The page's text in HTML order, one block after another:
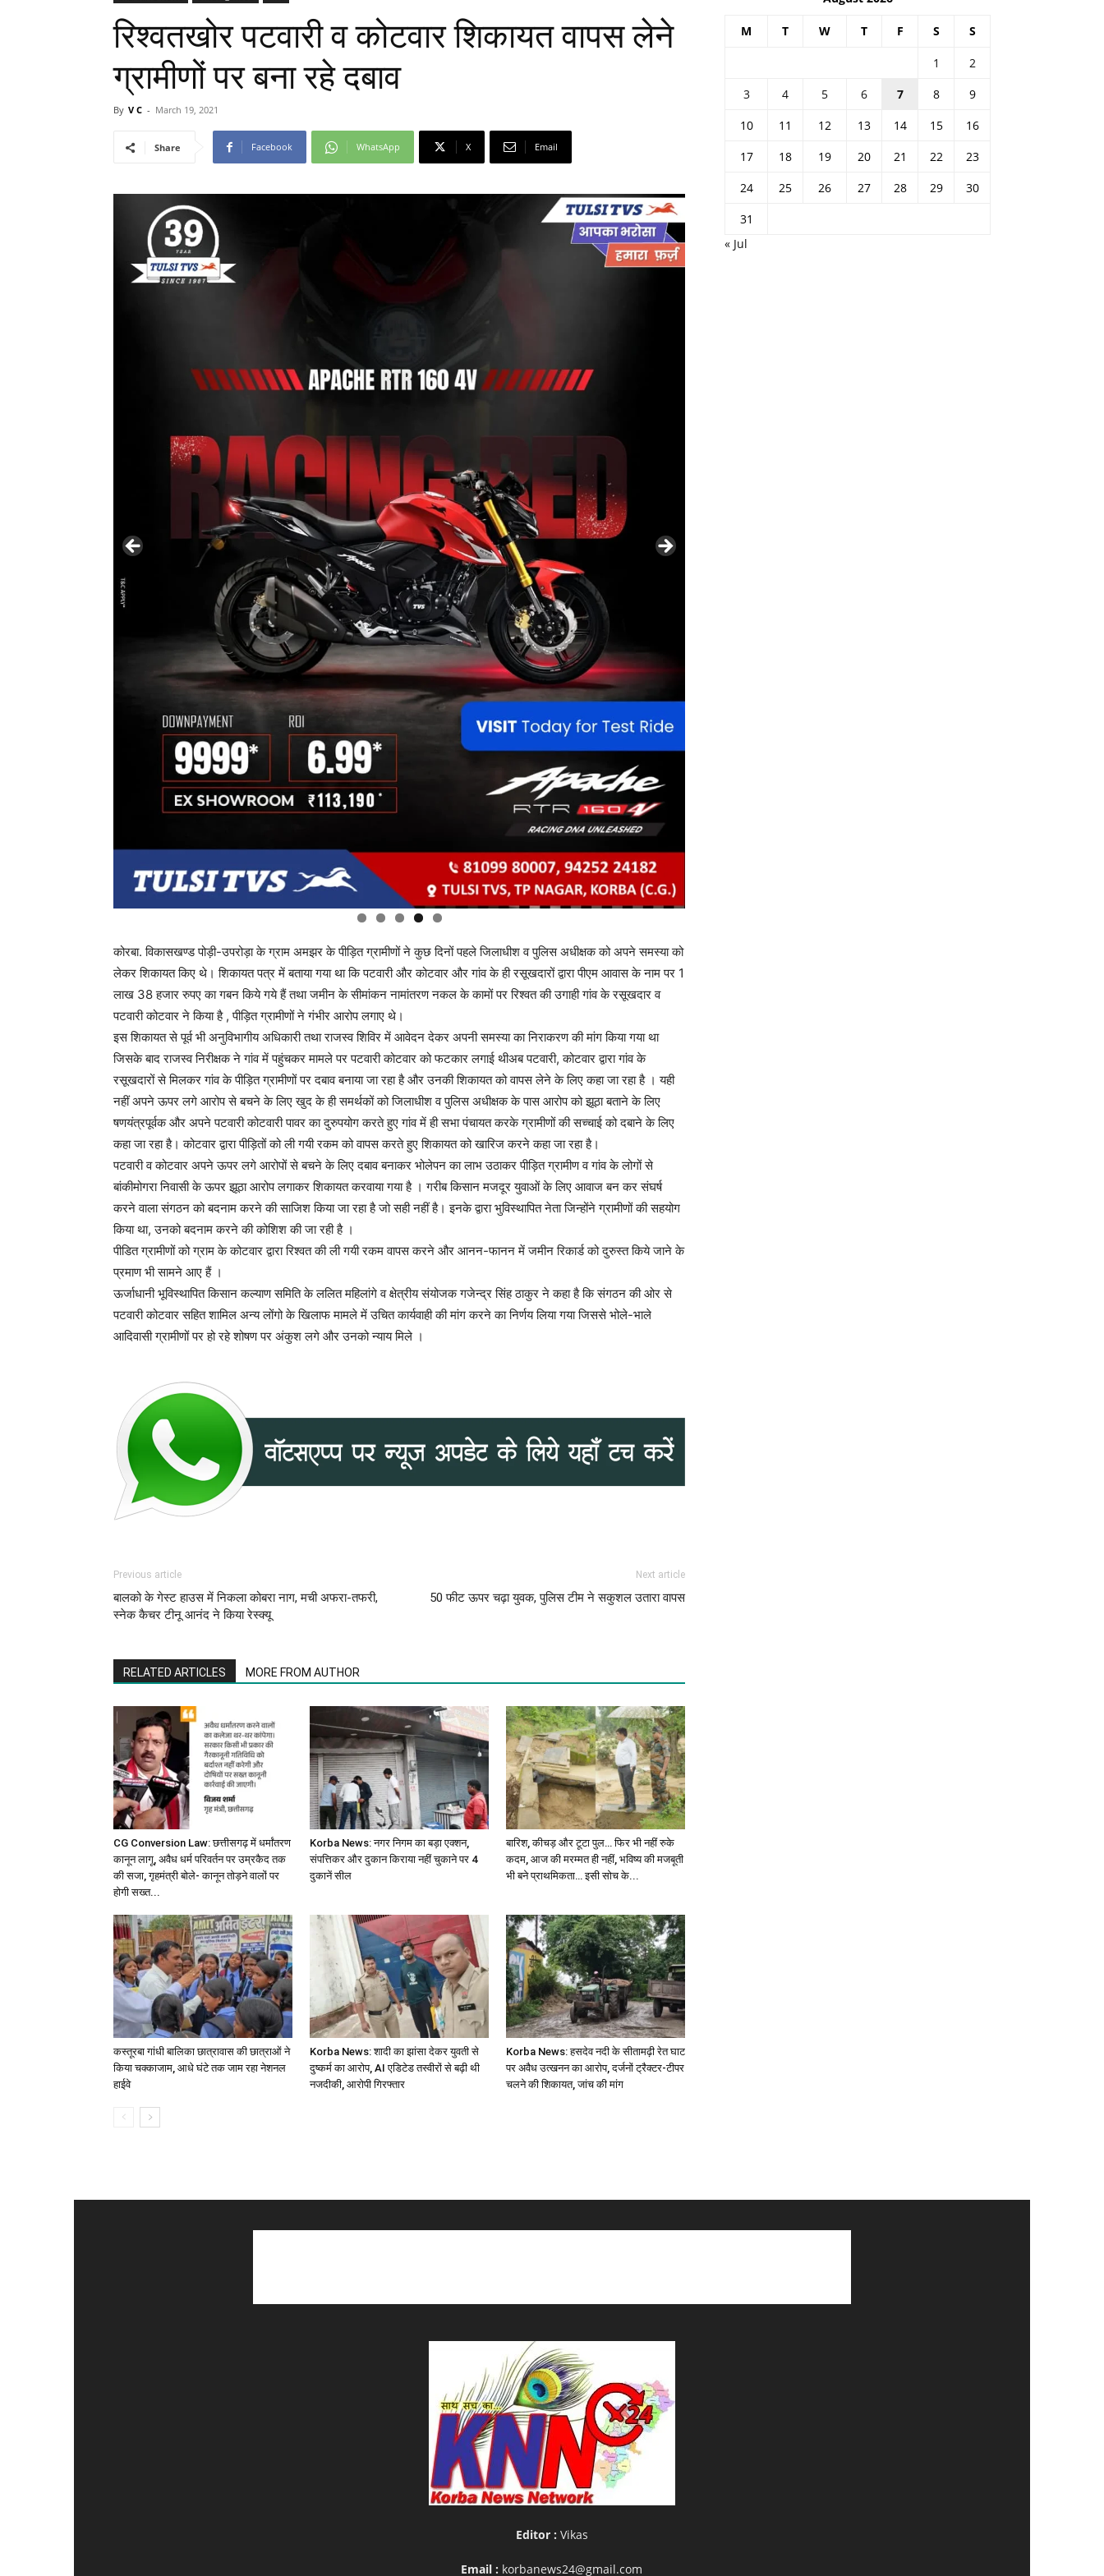
रिश्वतखोर पटवारी व कोटवार शिकायत वापस लेने
ग्रामीणों पर बना रहे दबाव
By V C - March 19, 2021
Share Facebook WhatsApp X Email
कोरबा. विकासखण्ड पोड़ी-उपरोड़ा के ग्राम अमझर के पीड़ित ग्रामीणों ने कुछ दिनों पहले जिलाधीश व पुलिस अधीक्षक को अपने समस्या को
लेकर शिकायत किए थे। शिकायत पत्र में बताया गया था कि पटवारी और कोटवार और गांव के ही रसूखदारों द्वारा पीएम आवास के नाम पर 1
लाख 38 हजार रुपए का गबन किये गये हैं तथा जमीन के सीमांकन नामांतरण नकल के कामों पर रिश्वत की उगाही गांव के रसूखदार व
पटवारी कोटवार ने किया है , पीड़ित ग्रामीणों ने गंभीर आरोप लगाए थे।
इस शिकायत से पूर्व भी अनुविभागीय अधिकारी तथा राजस्व शिविर में आवेदन देकर अपनी समस्या का निराकरण की मांग किया गया था
जिसके बाद राजस्व निरीक्षक ने गांव में पहुंचकर मामले पर पटवारी कोटवार को फटकार लगाई थीअब पटवारी, कोटवार द्वारा गांव के
रसूखदारों से मिलकर गांव के पीड़ित ग्रामीणों पर दबाव बनाया जा रहा है और उनकी शिकायत को वापस लेने के लिए कहा जा रहा है । यही
नहीं अपने ऊपर लगे आरोप से बचने के लिए खुद के ही समर्थकों को जिलाधीश व पुलिस अधीक्षक के पास आरोप को झूठा बताने के लिए
षणयंत्रपूर्वक और अपने पटवारी कोटवारी पावर का दुरुपयोग करते हुए गांव में ही सभा पंचायत करके ग्रामीणों की सच्चाई को दबाने के लिए
कहा जा रहा है। कोटवार द्वारा पीड़ितों को ली गयी रकम को वापस करते हुए शिकायत को खारिज करने कहा जा रहा है।
पटवारी व कोटवार अपने ऊपर लगे आरोपों से बचने के लिए दबाव बनाकर भोलेपन का लाभ उठाकर पीड़ित ग्रामीण व गांव के लोगों से
बांकीमोगरा निवासी के ऊपर झूठा आरोप लगाकर शिकायत करवाया गया है । गरीब किसान मजदूर युवाओं के लिए आवाज बन कर संघर्ष
करने वाला संगठन को बदनाम करने की साजिश किया जा रहा है जो सही नहीं है। इनके द्वारा भुविस्थापित नेता जिन्होंने ग्रामीणों की सहयोग
किया था, उनको बदनाम करने की कोशिश की जा रही है ।
पीडित ग्रामीणों को ग्राम के कोटवार द्वारा रिश्वत की ली गयी रकम वापस करने और आनन-फानन में जमीन रिकार्ड को दुरुस्त किये जाने के
प्रमाण भी सामने आए हैं ।
ऊर्जाधानी भूविस्थापित किसान कल्याण समिति के ललित महिलांगे व क्षेत्रीय संयोजक गजेन्द्र सिंह ठाकुर ने कहा है कि संगठन की ओर से
पटवारी कोटवार सहित शामिल अन्य लोंगो के खिलाफ मामले में उचित कार्यवाही की मांग करने का निर्णय लिया गया जिससे भोले-भाले
आदिवासी ग्रामीणों पर हो रहे शोषण पर अंकुश लगे और उनको न्याय मिले ।
Previous article
बालको के गेस्ट हाउस में निकला कोबरा नाग, मची अफरा-तफरी,
स्नेक कैचर टीनू आनंद ने किया रेस्क्यू
Next article
50 फीट ऊपर चढ़ा युवक, पुलिस टीम ने सकुशल उतारा वापस
RELATED ARTICLES MORE FROM AUTHOR
CG Conversion Law: छत्तीसगढ़ में धर्मांतरण
कानून लागू, अवैध धर्म परिवर्तन पर उम्रकैद तक
की सजा, गृहमंत्री बोले- कानून तोड़ने वालों पर
होगी सख्त...
Korba News: नगर निगम का बड़ा एक्शन,
संपत्तिकर और दुकान किराया नहीं चुकाने पर 4
दुकानें सील
बारिश, कीचड़ और टूटा पुल… फिर भी नहीं रुके
कदम, आज की मरम्मत ही नहीं, भविष्य की मजबूती
भी बने प्राथमिकता… इसी सोच के...
कस्तूरबा गांधी बालिका छात्रावास की छात्राओं ने
किया चक्काजाम, आधे घंटे तक जाम रहा नेशनल
हाईवे
Korba News: शादी का झांसा देकर युवती से
दुष्कर्म का आरोप, AI एडिटेड तस्वीरों से बढ़ी थी
नजदीकी, आरोपी गिरफ्तार
Korba News: हसदेव नदी के सीतामढ़ी रेत घाट
पर अवैध उत्खनन का आरोप, दर्जनों ट्रैक्टर-टीपर
चलने की शिकायत, जांच की मांग
M T W T F S S
1
2
3
4 5 6 7 8
9
10
11 12 13 14 15
16
17
18 19 20 21 22
23
24
25 26 27 28 29
30
31
« Jul
Editor : Vikas
Email : korbanews24@gmail.com